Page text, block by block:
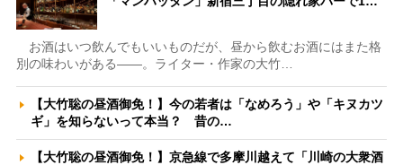
お酒はいつ飲んでもいいものだが、昼から飲むお酒にはまた格
別の味わいがある――。ライター・作家の大竹…
【大竹聡の昼酒御免！】今の若者は「なめろう」や「キヌカツ
ギ」を知らないって本当？ 昔の…
【大竹聡の昼酒御免！】京急線で多摩川越えて「川崎の大衆酒